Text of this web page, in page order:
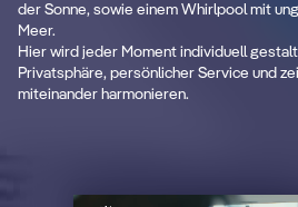
der Sonne, sowie einem Whirlpool mit
Meer.
Hier wird jeder Moment individuell
Privatsphäre, persönlicher Service und
miteinander harmonieren.